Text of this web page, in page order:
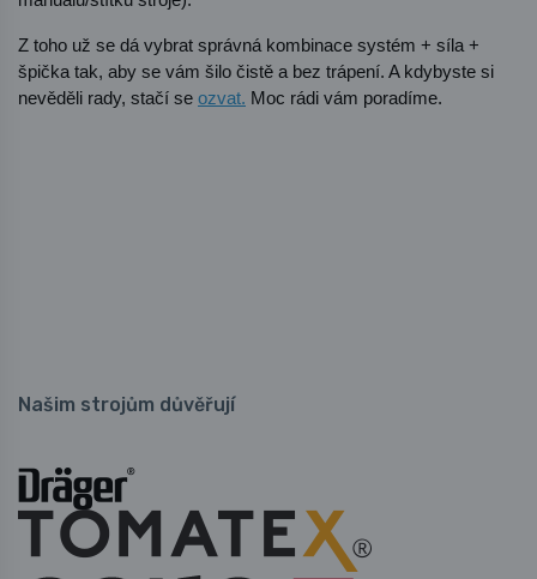
Z toho už se dá vybrat správná kombinace systém + síla +
špička tak, aby se vám šilo čistě a bez trápení. A kdybyste si
nevěděli rady, stačí se ozvat. Moc rádi vám poradíme.
Našim strojům důvěřují